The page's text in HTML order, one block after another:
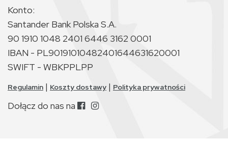
Konto:
Santander Bank Polska S.A.
90 1910 1048 2401 6446 3162 0001
IBAN - PL90191010482401644631620001
SWIFT - WBKPPLPP
Regulamin | Koszty dostawy | Polityka prywatności
Dołącz do nas na